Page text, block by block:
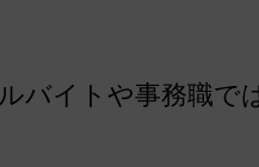
バイトや事務職で